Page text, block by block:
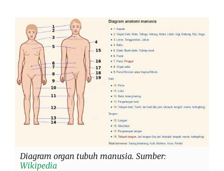
Diagram organ tubuh manusia. Sumber:
Wikipedia